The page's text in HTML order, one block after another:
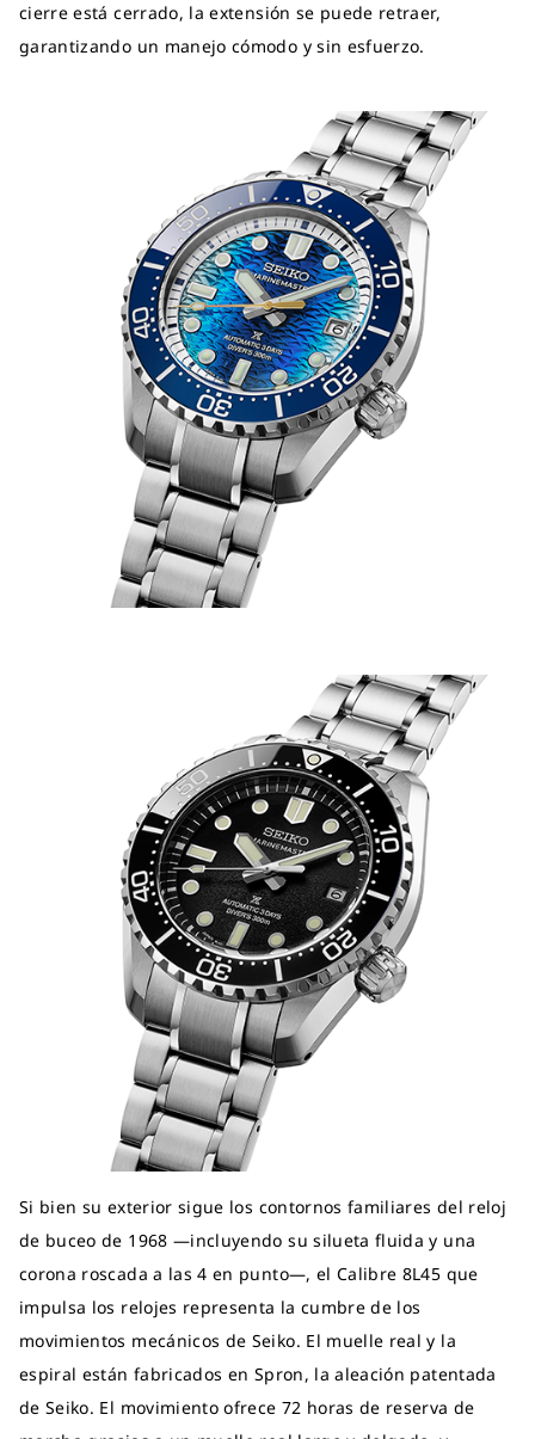
cierre está cerrado, la extensión se puede retraer,
garantizando un manejo cómodo y sin esfuerzo.
Si bien su exterior sigue los contornos familiares del reloj
de buceo de 1968 —incluyendo su silueta fluida y una
corona roscada a las 4 en punto—, el Calibre 8L45 que
impulsa los relojes representa la cumbre de los
movimientos mecánicos de Seiko. El muelle real y la
espiral están fabricados en Spron, la aleación patentada
de Seiko. El movimiento ofrece 72 horas de reserva de